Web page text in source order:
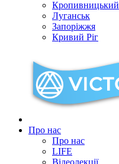
Кропивницький
Луганськ
Запоріжжя
Кривий Ріг
Про нас
Про нас
LIFE
Відеолекції